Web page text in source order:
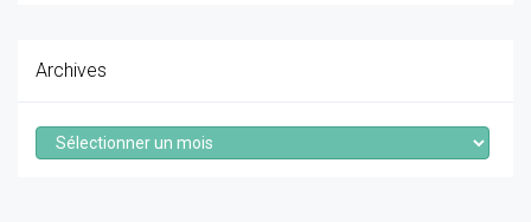
Archives
Archives